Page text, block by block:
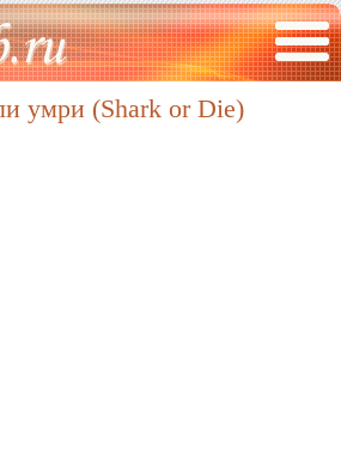
умри (Shark or Die)